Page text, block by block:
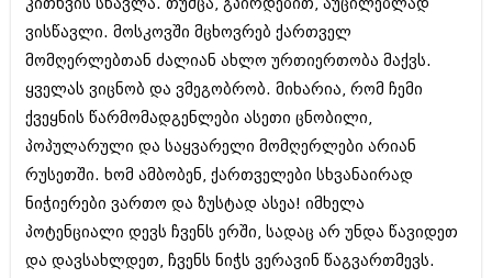
ვისწავლი. მოსკოვში მცხოვრებ ქართველ
მომღერლებთან ძალიან ახლო ურთიერთობა მაქვს.
ყველას ვიცნობ და ვმეგობრობ. მიხარია, რომ ჩემი
ქვეყნის წარმომადგენლები ასეთი ცნობილი,
პოპულარული და საყვარელი მომღერლები არიან
რუსეთში. ხომ ამბობენ, ქართველები სხვანაირად
ნიჭიერები ვართო და ზუსტად ასეა! იმხელა
პოტენციალი დევს ჩვენს ერში, სადაც არ უნდა წავიდეთ
და დავსახლდეთ, ჩვენს ნიჭს ვერავინ წაგვართმევს.